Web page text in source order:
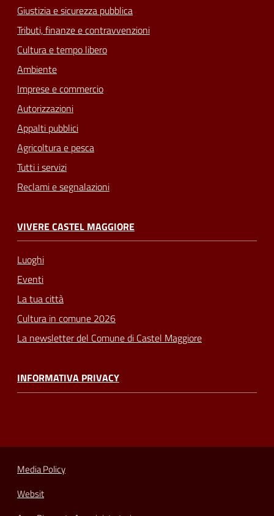
Giustizia e sicurezza pubblica
Tributi, finanze e contravvenzioni
Cultura e tempo libero
Ambiente
Imprese e commercio
Autorizzazioni
Appalti pubblici
Agricoltura e pesca
Tutti i servizi
Reclami e segnalazioni
VIVERE CASTEL MAGGIORE
Luoghi
Eventi
La tua città
Cultura in comune 2026
La newsletter del Comune di Castel Maggiore
INFORMATIVA PRIVACY
Media Policy
Websit